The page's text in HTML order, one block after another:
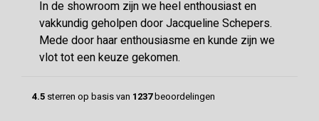
In de showroom zijn we heel enthousiast en
vakkundig geholpen door Jacqueline Schepers.
Mede door haar enthousiasme en kunde zijn we
vlot tot een keuze gekomen.
4.5 sterren op basis van 1237beoordelingen